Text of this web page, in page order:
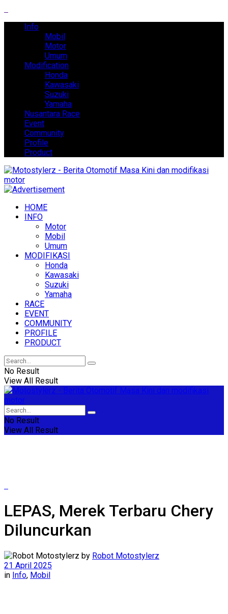
Info
Mobil
Motor
Umum
Modification
Honda
Kawasaki
Suzuki
Yamaha
Nusantara Race
Event
Community
Profile
Product
HOME
INFO
Motor
Mobil
Umum
MODIFIKASI
Honda
Kawasaki
Suzuki
Yamaha
RACE
EVENT
COMMUNITY
PROFILE
PRODUCT
No Result
View All Result
No Result
View All Result
LEPAS, Merek Terbaru Chery
Diluncurkan
by Robot Motostylerz
21 April 2025
in Info, Mobil